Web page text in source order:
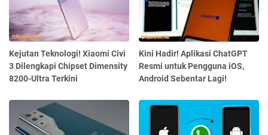
Kejutan Teknologi! Xiaomi Civi
3 Dilengkapi Chipset Dimensity
8200-Ultra Terkini
Kini Hadir! Aplikasi ChatGPT
Resmi untuk Pengguna iOS,
Android Sebentar Lagi!